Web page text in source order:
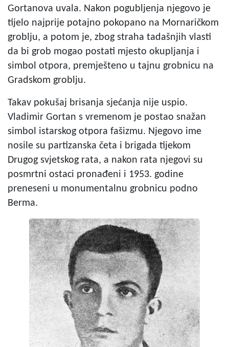
Gortanova uvala. Nakon pogubljenja njegovo je
tijelo najprije potajno pokopano na Mornaričkom
groblju, a potom je, zbog straha tadašnjih vlasti
da bi grob mogao postati mjesto okupljanja i
simbol otpora, premješteno u tajnu grobnicu na
Gradskom groblju.
Takav pokušaj brisanja sjećanja nije uspio.
Vladimir Gortan s vremenom je postao snažan
simbol istarskog otpora fašizmu. Njegovo ime
nosile su partizanska četa i brigada tijekom
Drugog svjetskog rata, a nakon rata njegovi su
posmrtni ostaci pronađeni i 1953. godine
preneseni u monumentalnu grobnicu podno
Berma.